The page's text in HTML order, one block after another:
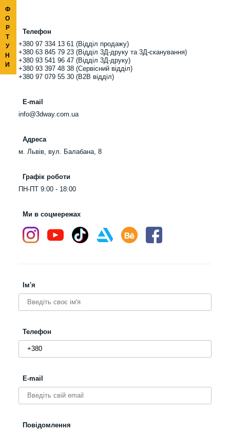
Телефон
+380 97 334 13 61 (Відділ продажу)
+380 63 845 79 23 (Відділ 3Д-друку та 3Д-сканування)
+380 93 541 96 47 (Відділ 3Д-друку)
+380 93 397 48 38 (Сервісний відділ)
+380 97 079 55 30 (B2B відділ)
E-mail
info@3dway.com.ua
Адреса
м. Львів, вул. Балабана, 8
Графік роботи
ПН-ПТ 9:00 - 18:00
Ми в соцмережах
Ім'я
Телефон
E-mail
Повідомлення
Ф
О
Р
Т
У
Н
И